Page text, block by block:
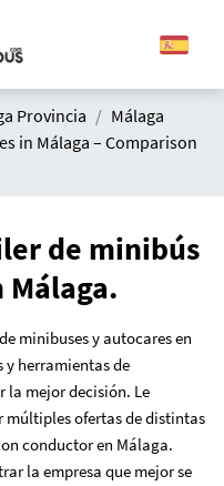
Provincia
Málaga
in Málaga – Comparison
de minibús
minibuses y autocares en
herramientas de
la mejor decisión. Le
ofertas de distintas
conductor en Málaga.
la empresa que mejor se